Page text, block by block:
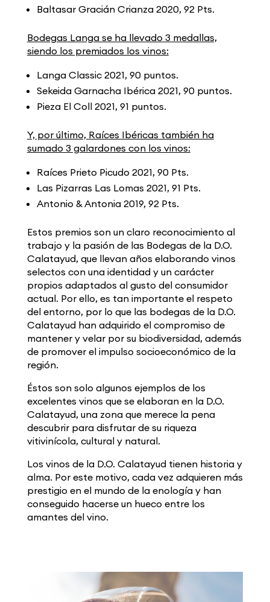
Baltasar Gracián Crianza 2020, 92 Pts.
Bodegas Langa se ha llevado 3 medallas,
siendo los premiados los vinos:
Langa Classic 2021, 90 puntos.
Sekeida Garnacha Ibérica 2021, 90 puntos.
Pieza El Coll 2021, 91 puntos.
Y, por último, Raíces Ibéricas también ha
sumado 3 galardones con los vinos:
Raíces Prieto Picudo 2021, 90 Pts.
Las Pizarras Las Lomas 2021, 91 Pts.
Antonio & Antonia 2019, 92 Pts.
Estos premios son un claro reconocimiento al
trabajo y la pasión de las Bodegas de la D.O.
Calatayud, que llevan años elaborando vinos
selectos con una identidad y un carácter
propios adaptados al gusto del consumidor
actual. Por ello, es tan importante el respeto
del entorno, por lo que las bodegas de la D.O.
Calatayud han adquirido el compromiso de
mantener y velar por su biodiversidad, además
de promover el impulso socioeconómico de la
región.
Éstos son solo algunos ejemplos de los
excelentes vinos que se elaboran en la D.O.
Calatayud, una zona que merece la pena
descubrir para disfrutar de su riqueza
vitivinícola, cultural y natural.
Los vinos de la D.O. Calatayud tienen historia y
alma. Por este motivo, cada vez adquieren más
prestigio en el mundo de la enología y han
conseguido hacerse un hueco entre los
amantes del vino.